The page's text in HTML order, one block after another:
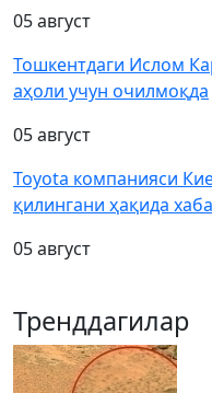
05 август
Тошкентдаги Ислом
аҳоли учун очилмоқда
05 август
Toyota компанияси
қилингани ҳақида
05 август
Тренддагилар